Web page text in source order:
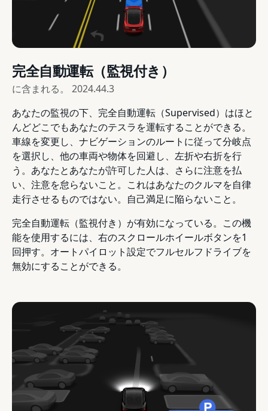
完全自動運転（監視付き）
に含まれる。 2024.44.3
あなたの監視の下、完全自動運転（Supervised）はほと
んどどこでもあなたのテスラを運転することができる。
車線を変更し、ナビゲーションのルートに従って分岐点
を選択し、他の車両や物体を回避し、左折や右折を行
う。あなたとあなたが許可した人は、さらに注意を払
い、注意を怠らないこと。これはあなたのクルマを自律
走行させるものではない。自己満足に陥らないこと。
完全自動運転（監視付き）が有効になっている。この機
能を使用するには、右のスクロールホイールボタンを1
回押す。オートパイロット設定でフルセルフドライブを
無効にすることができる。